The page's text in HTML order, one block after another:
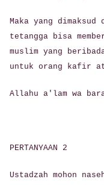
Maka yang
tetangga bisa
muslim yang
untuk orang kafir
Allahu a'lam wa
PERTANYAAN 2
Ustadzah mohon